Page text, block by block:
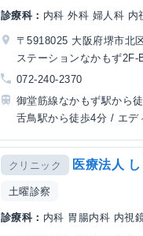
診療科： 内科 外科 婦人科 内
〒5918025 大阪府堺市北
ステーションなかもず2F-
072-240-2370
御堂筋線なかもず駅から
舌鳥駅から徒歩4分 / エデ
クリニック 医療法人
土曜診察
診療科： 内科 胃腸内科 内視